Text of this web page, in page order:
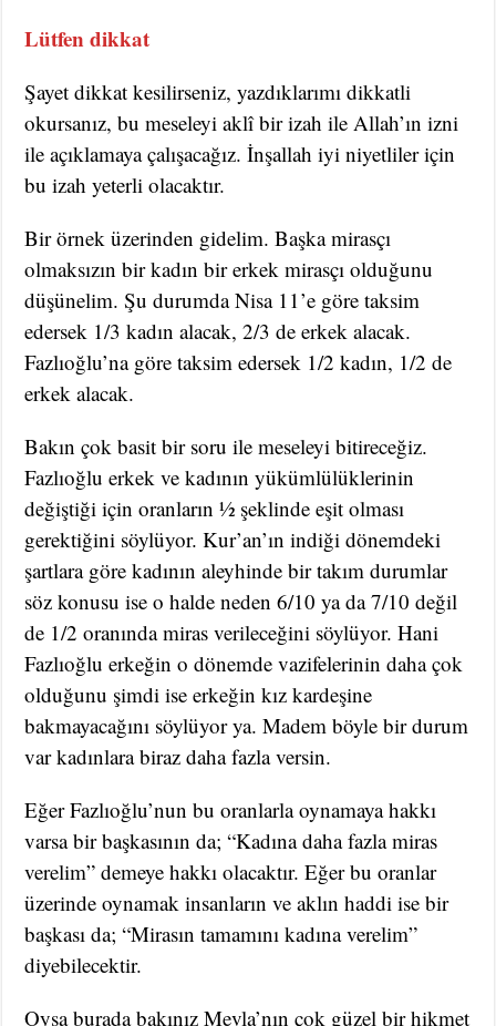
Lütfen dikkat
Şayet dikkat kesilirseniz, yazdıklarımı dikkatli
okursanız, bu meseleyi aklî bir izah ile Allah’ın izni
ile açıklamaya çalışacağız. İnşallah iyi niyetliler için
bu izah yeterli olacaktır.
Bir örnek üzerinden gidelim. Başka mirasçı
olmaksızın bir kadın bir erkek mirasçı olduğunu
düşünelim. Şu durumda Nisa 11’e göre taksim
edersek 1/3 kadın alacak, 2/3 de erkek alacak.
Fazlıoğlu’na göre taksim edersek 1/2 kadın, 1/2 de
erkek alacak.
Bakın çok basit bir soru ile meseleyi bitireceğiz.
Fazlıoğlu erkek ve kadının yükümlülüklerinin
değiştiği için oranların ½ şeklinde eşit olması
gerektiğini söylüyor. Kur’an’ın indiği dönemdeki
şartlara göre kadının aleyhinde bir takım durumlar
söz konusu ise o halde neden 6/10 ya da 7/10 değil
de 1/2 oranında miras verileceğini söylüyor. Hani
Fazlıoğlu erkeğin o dönemde vazifelerinin daha çok
olduğunu şimdi ise erkeğin kız kardeşine
bakmayacağını söylüyor ya. Madem böyle bir durum
var kadınlara biraz daha fazla versin.
Eğer Fazlıoğlu’nun bu oranlarla oynamaya hakkı
varsa bir başkasının da; “Kadına daha fazla miras
verelim” demeye hakkı olacaktır. Eğer bu oranlar
üzerinde oynamak insanların ve aklın haddi ise bir
başkası da; “Mirasın tamamını kadına verelim”
diyebilecektir.
Oysa burada bakınız Mevla’nın çok güzel bir hikmet